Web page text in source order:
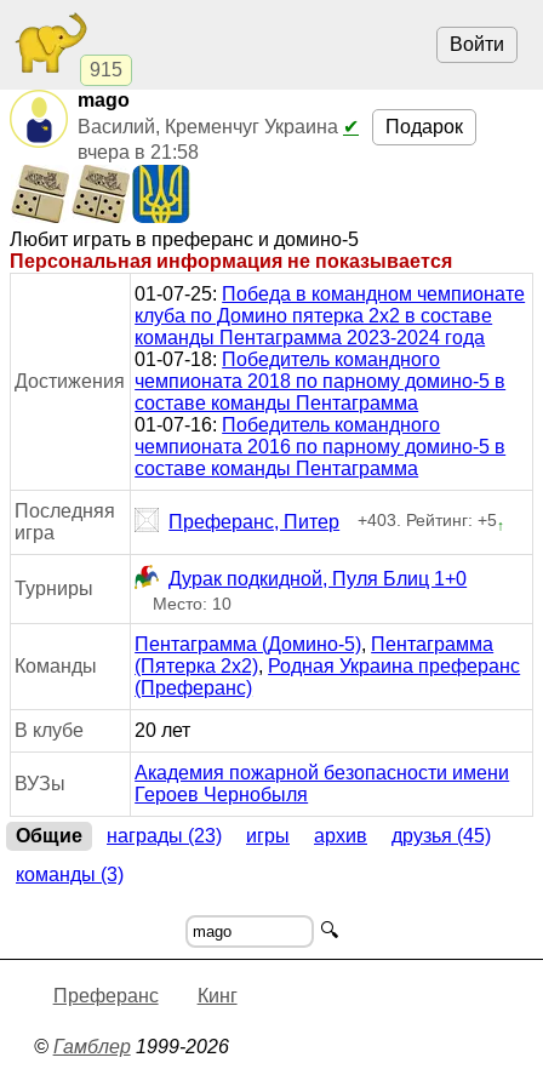
915
Войти
mago
Василий, Кременчуг Украина ✔
вчера в 21:58
Подарок
Любит играть в преферанс и домино-5
Персональная информация не показывается
Достижения
01-07-25: Победа в командном чемпионате
клуба по Домино пятерка 2х2 в составе
команды Пентаграмма 2023-2024 года
01-07-18: Победитель командного
чемпионата 2018 по парному домино-5 в
составе команды Пентаграмма
01-07-16: Победитель командного
чемпионата 2016 по парному домино-5 в
составе команды Пентаграмма
Последняя
игра
Преферанс, Питер +403. Рейтинг: +5↑
Турниры Дурак подкидной, Пуля Блиц 1+0
Место: 10
Команды
Пентаграмма (Домино-5), Пентаграмма
(Пятерка 2x2), Родная Украина преферанс
(Преферанс)
В клубе 20 лет
ВУЗы
Академия пожарной безопасности имени
Героев Чернобыля
Общие
награды (23) игры архив
друзья (45)
команды (3)
🔍
Преферанс Кинг
© Гамблер1999-2026